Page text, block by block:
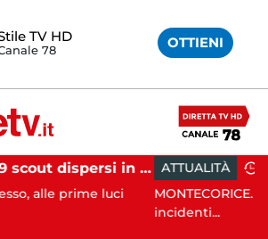
TV HD
78 OTTIENI
Tramonti, 19 scout dispersi in montagna salvati dai vigili del fuoco ATTUALITÀ 12:55
MONTECORICE. Non solo danni